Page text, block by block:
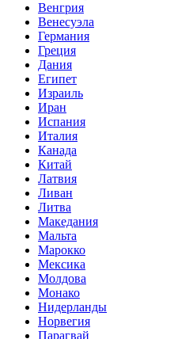
Венгрия
Венесуэла
Германия
Греция
Дания
Египет
Израиль
Иран
Испания
Италия
Канада
Китай
Латвия
Ливан
Литва
Македания
Мальта
Марокко
Мексика
Молдова
Монако
Нидерланды
Норвегия
Парагвай